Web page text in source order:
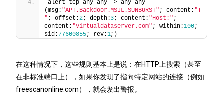
alert tcp any any -> any any
(msg: "APT.Backdoor.MSIL.SUNBURST" ; content: "T
" ; offset:2; depth: 3; content: "Host:" ;
content: "virtualdataserver.com" ; within:100;
sid: 77600855; rev:1;)
在这种情况下，这些规则基本上是说：在HTTP上搜索（甚至
在非标准端口上），如果你发现了指向特定网站的连接（例如
freescanonline.com），就会发出警报。